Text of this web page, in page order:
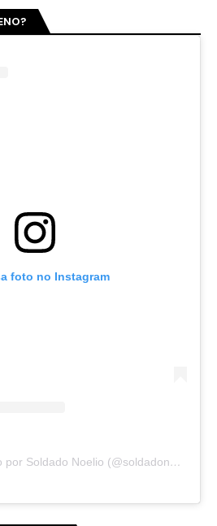
foto no Instagram
Um post compartilhado por Soldado Noelio (@soldadonoelio)